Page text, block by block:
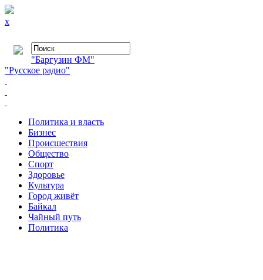
x
"Баргузин ФМ"
"Русское радио"
Политика и власть
Бизнес
Происшествия
Общество
Cпорт
Здоровье
Культура
Город живёт
Байкал
Чайный путь
Политика